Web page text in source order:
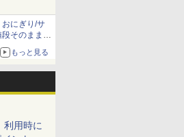
にぎり/サ
そのままで
もっと見る
利用時に